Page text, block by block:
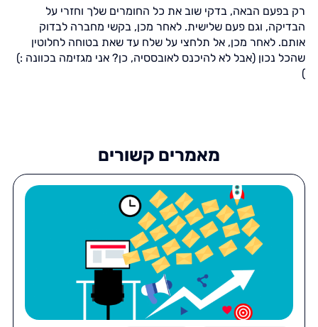
רק בפעם הבאה, בדקי שוב את כל החומרים שלך וחזרי על
הבדיקה, וגם פעם שלישית. לאחר מכן, בקשי מחברה לבדוק
אותם. לאחר מכן, אל תלחצי על שלח עד שאת בטוחה לחלוטין
שהכל נכון (אבל לא להיכנס לאובססיה, כן? אני מגזימה בכוונה :)
)
מאמרים קשורים